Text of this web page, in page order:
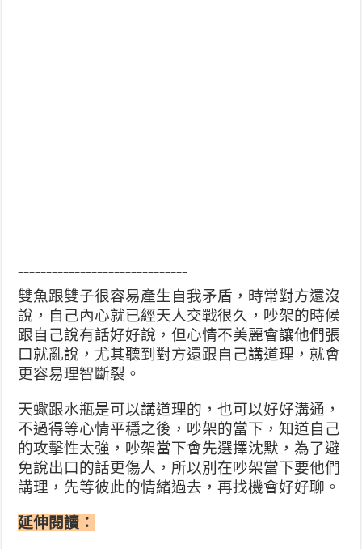
==============================
雙魚跟雙子很容易產生自我矛盾，時常對方還沒
說，自己內心就已經天人交戰很久，吵架的時候
跟自己說有話好好說，但心情不美麗會讓他們張
口就亂說，尤其聽到對方還跟自己講道理，就會
更容易理智斷裂。
天蠍跟水瓶是可以講道理的，也可以好好溝通，
不過得等心情平穩之後，吵架的當下，知道自己
的攻擊性太強，吵架當下會先選擇沈默，為了避
免說出口的話更傷人，所以別在吵架當下要他們
講理，先等彼此的情緒過去，再找機會好好聊。
延伸閱讀：